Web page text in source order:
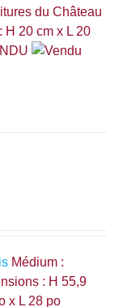
du Château
H 20 cm x L 20
Médium :
: H 55,9
x L 28 po